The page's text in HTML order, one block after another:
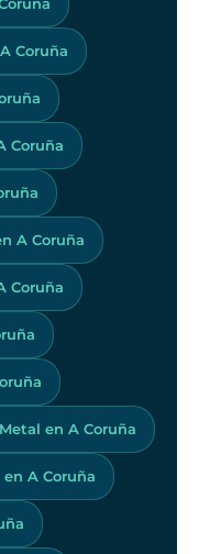
Coruña
Coruña
A Coruña
Coruña
Metal en A Coruña
A Coruña